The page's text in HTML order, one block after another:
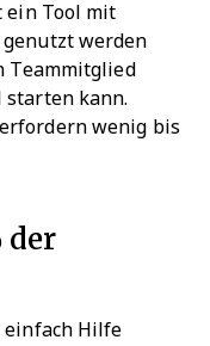
ein Tool mit
werden
Teammitglied
starten kann.
wenig bis
der
Hilfe